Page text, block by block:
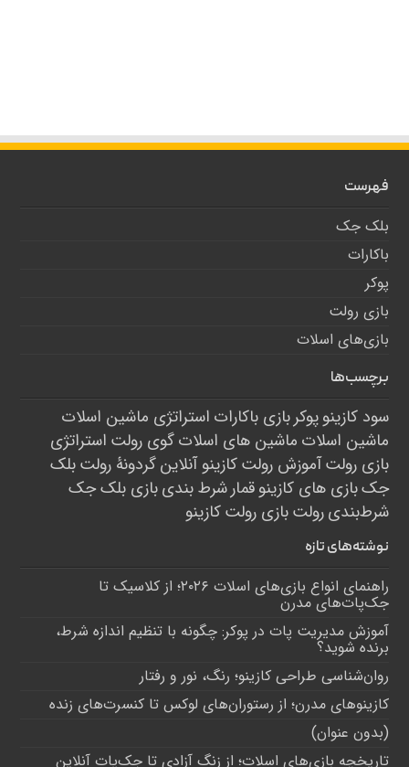
فهرست
بلک جک
باکارات
پوکر
بازی رولت
بازی‌های اسلات
برچسب‌ها
سود کازینوپوکربازی باکارات استراتژی ماشین اسلات
ماشین اسلات ماشین های اسلاتگوی رولت استراتژی
بازی رولتآموزش رولتکازینو آنلاینگردونۀ رولتبلک
جکبازی های کازینوقمارشرط بندیبازی بلک جک
شرط‌بندیرولتبازی رولتکازینو
نوشته‌های تازه
راهنمای انواع بازی‌های اسلات ۲۰۲۶؛ از کلاسیک تا
جک‌پات‌های مدرن
آموزش مدیریت پات در پوکر: چگونه با تنظیم اندازه شرط،
برنده شوید؟
روان‌شناسی طراحی کازینو؛ رنگ، نور و رفتار
کازینوهای مدرن؛ از رستوران‌های لوکس تا کنسرت‌های زنده
(بدون عنوان)
تاریخچه بازی‌های اسلات؛ از زنگ آزادی تا جک‌پات‌ آنلاین